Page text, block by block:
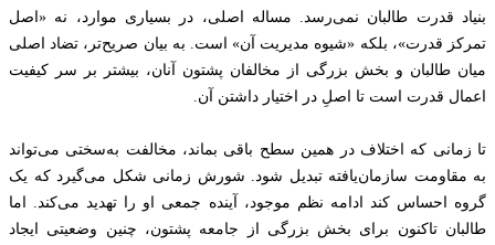
بنیاد قدرت طالبان نمی‌رسد. مساله اصلی، در بسیاری موارد، نه «اصل
تمرکز قدرت»، بلکه «شیوه مدیریت آن» است. به بیان صریح‌تر، تضاد اصلی
میان طالبان و بخش بزرگی از مخالفان پشتون آنان، بیشتر بر سر کیفیت
اعمال قدرت است تا اصلِ در اختیار داشتن آن.
تا زمانی که اختلاف در همین سطح باقی بماند، مخالفت به‌سختی می‌تواند
به مقاومت سازمان‌یافته تبدیل شود. شورش زمانی شکل می‌گیرد که یک
گروه احساس کند ادامه نظم موجود، آینده جمعی او را تهدید می‌کند. اما
طالبان تاکنون برای بخش بزرگی از جامعه پشتون، چنین وضعیتی ایجاد